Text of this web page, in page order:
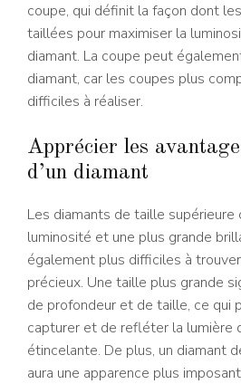
coupe, qui définit la façon dont
taillées pour maximiser la
diamant. La coupe peut
diamant, car les coupes plus
difficiles à réaliser.
Apprécier les
d’un diamant
Les diamants de taille supérieure
luminosité et une plus grande
également plus difficiles à
précieux. Une taille plus grande
de profondeur et de taille, ce qui
capturer et de refléter la lumière
étincelante. De plus, un diamant
aura une apparence plus